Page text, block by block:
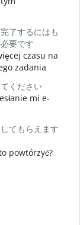
了するにはも
要です
czasu na
zadania
ください
mi e-
てもらえます
powtórzyć?